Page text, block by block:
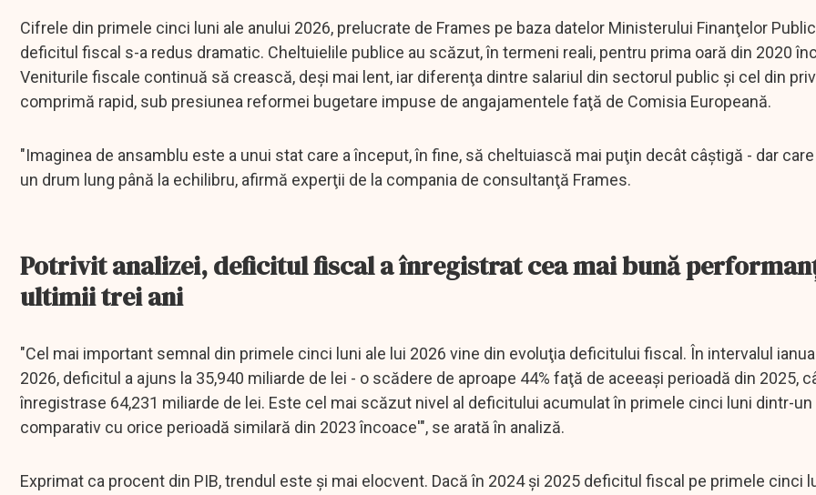
Cifrele din primele cinci luni ale anului 2026, prelucrate de Frames pe baza datelor Ministerului Finanţelor
deficitul fiscal s-a redus dramatic. Cheltuielile publice au scăzut, în termeni reali, pentru prima oară din 2020
Veniturile fiscale continuă să crească, deşi mai lent, iar diferenţa dintre salariul din sectorul public şi cel din
comprimă rapid, sub presiunea reformei bugetare impuse de angajamentele faţă de Comisia Europeană.
"Imaginea de ansamblu este a unui stat care a început, în fine, să cheltuiască mai puţin decât câştigă - dar
un drum lung până la echilibru, afirmă experţii de la compania de consultanţă Frames.
Potrivit analizei, deficitul fiscal a înregistrat cea mai bună
ultimii trei ani
"Cel mai important semnal din primele cinci luni ale lui 2026 vine din evoluţia deficitului fiscal. În intervalul
2026, deficitul a ajuns la 35,940 miliarde de lei - o scădere de aproape 44% faţă de aceeaşi perioadă din 2025,
înregistrase 64,231 miliarde de lei. Este cel mai scăzut nivel al deficitului acumulat în primele cinci luni dintr-un
comparativ cu orice perioadă similară din 2023 încoace'", se arată în analiză.
Exprimat ca procent din PIB, trendul este şi mai elocvent. Dacă în 2024 şi 2025 deficitul fiscal pe primele cinci